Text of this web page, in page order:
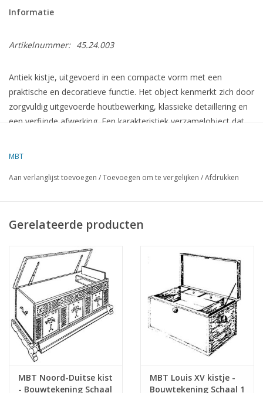
Informatie
Artikelnummer: 45.24.003
Antiek kistje, uitgevoerd in een compacte vorm met een
praktische en decoratieve functie. Het object kenmerkt zich door
zorgvuldig uitgevoerde houtbewerking, klassieke detaillering en
een verfijnde afwerking. Een karakteristiek verzamelobject dat
Auteur
Lakerveld (R.C.)
Kwaliteit
Moeilijkheidsgraad
Schaal
Aantal bladen A00
Aantal bladen A0
MBT
Aan verlanglijst toevoegen /Toevoegen om te vergelijken /Afdrukken
Gerelateerde producten
MBT Noord-Duitse kist
- Bouwtekening Schaal
MBT Louis XV kistje -
Bouwtekening Schaal 1